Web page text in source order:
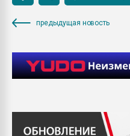
предыдущая новость